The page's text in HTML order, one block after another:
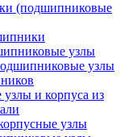
(подшипниковые
узлы
узлы
и корпуса из
узлы